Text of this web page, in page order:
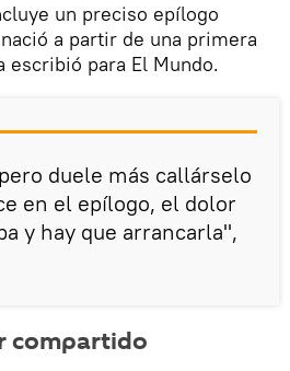
un preciso epílogo
a partir de una primera
escribió para El Mundo.
duele más callárselo
en el epílogo, el dolor
y hay que arrancarla",
compartido